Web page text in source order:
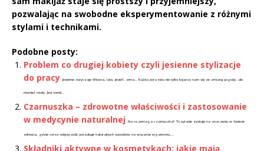
pozwalając na swobodne eksperymentowanie z różnymi
stylami i technikami.
Podobne posty:
Problem co drugiej kobiety czyli jesienne stylizacje
do pracy Jesienne zwyczaje Wiosna, lato, jesień, zima… Każda pora roku nie tylko kojarzy nam się ze zmianą pogody, ale
również mody. Jest trend...
Czarnuszka – zdrowotne właściwości i zastosowanie
w medycynie naturalnej
Na co pomaga czarnuszka? To pytanie zyskuje na znaczeniu w świecie
zdrowia, gdzie coraz więcej osób poszukuje naturalnych sposobów na wsparcie organizmu....
Składniki aktywne w kosmetykach: jakie mają